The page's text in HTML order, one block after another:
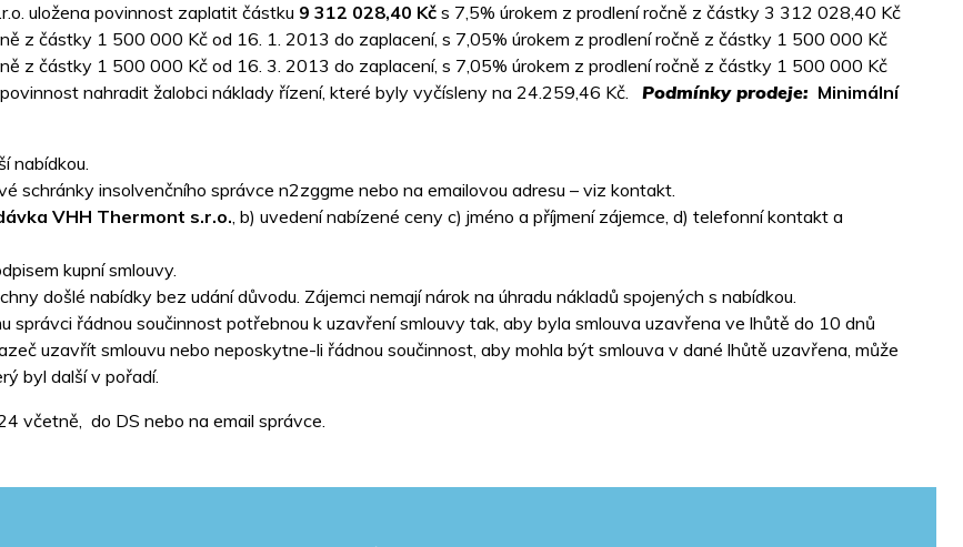
uložena povinnost zaplatit částku 9 312 028,40 Kč s 7,5% úrokem z prodlení ročně z částky 3 312 028,40 Kč
z částky 1 500 000 Kč od 16. 1. 2013 do zaplacení, s 7,05% úrokem z prodlení ročně z částky 1 500 000 Kč
z částky 1 500 000 Kč od 16. 3. 2013 do zaplacení, s 7,05% úrokem z prodlení ročně z částky 1 500 000 Kč
nahradit žalobci náklady řízení, které byly vyčísleny na 24.259,46 Kč. Podmínky prodeje: Minimální
nabídkou.
schránky insolvenčního správce n2zggme nebo na emailovou adresu – viz kontakt.
VHH Thermont s.r.o., b) uvedení nabízené ceny c) jméno a příjmení zájemce, d) telefonní kontakt a
kupní smlouvy.
došlé nabídky bez udání důvodu. Zájemci nemají nárok na úhradu nákladů spojených s nabídkou.
správci řádnou součinnost potřebnou k uzavření smlouvy tak, aby byla smlouva uzavřena ve lhůtě do 10 dnů
uzavřít smlouvu nebo neposkytne-li řádnou součinnost, aby mohla být smlouva v dané lhůtě uzavřena, může
byl další v pořadí.
včetně, do DS nebo na email správce.